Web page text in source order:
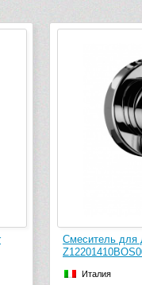
Смеситель для
Италия